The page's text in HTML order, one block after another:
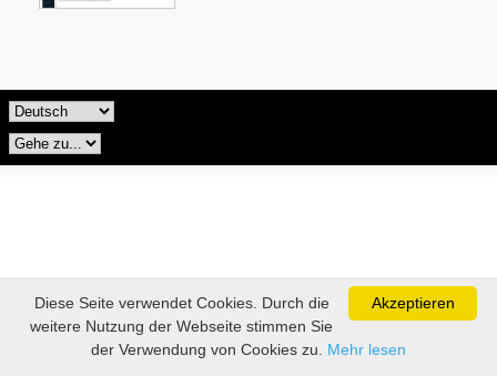
Akzeptieren
Diese Seite verwendet Cookies. Durch die
weitere Nutzung der Webseite stimmen Sie
der Verwendung von Cookies zu. Mehr lesen